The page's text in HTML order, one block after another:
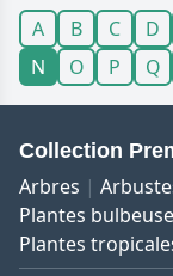
A B C D
N
O P Q
Collection
Arbres
Plantes
Plantes